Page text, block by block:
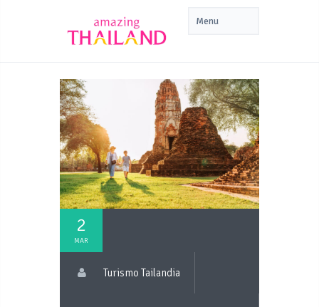
2
MAR
Turismo Tailandia